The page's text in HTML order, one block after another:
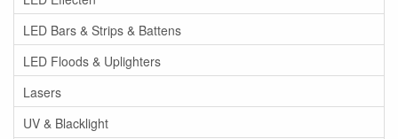
LED Bars & Strips & Battens
LED Floods & Uplighters
Lasers
UV & Blacklight